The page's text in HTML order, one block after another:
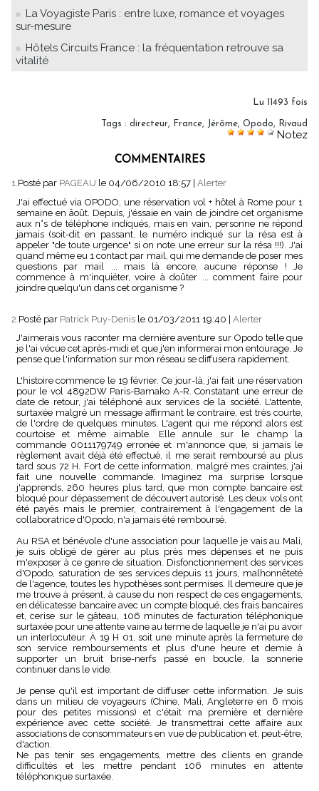
La Voyagiste Paris : entre luxe, romance et voyages
sur-mesure
Hôtels Circuits France : la fréquentation retrouve sa
vitalité
Lu 11493 fois
Tags : directeur, France, Jérôme, Opodo, Rivaud
Notez
COMMENTAIRES
1.Posté par PAGEAU le 04/06/2010 18:57 Alerter
J'ai effectué via OPODO, une réservation vol + hôtel à Rome pour 1
semaine en âoût. Depuis, j'éssaie en vain de joindre cet organisme
aux n°s de téléphone indiqués, mais en vain, personne ne répond
jamais (soit-dit en passant, le numéro indiqué sur la résa est à
appeler "de toute urgence" si on note une erreur sur la résa !!!). J'ai
quand même eu 1 contact par mail, qui me demande de poser mes
questions par mail ... mais là encore, aucune réponse ! Je
commence à m'inquiéter, voire à doûter ... comment faire pour
joindre quelqu'un dans cet organisme ?
2. Posté par Patrick Puy-Denis le 01/03/2011 19:40 | Alerter
J'aimerais vous raconter ma dernière aventure sur Opodo telle que
je l'ai vécue cet après-midi et que j'en informerai mon entourage. Je
pense que l'information sur mon réseau se diffusera rapidement.
L'histoire commence le 19 février. Ce jour-là, j'ai fait une réservation
pour le vol 4892DW Paris-Bamako A-R. Constatant une erreur de
date de retour, j'ai téléphoné aux services de la société. L'attente,
surtaxée malgré un message affirmant le contraire, est très courte,
de l'ordre de quelques minutes. L'agent qui me répond alors est
courtoise et même aimable. Elle annule sur le champ la
commande 0011179749 erronée et m'annonce que, si jamais le
règlement avait déjà été effectué, il me serait remboursé au plus
tard sous 72 H. Fort de cette information, malgré mes craintes, j'ai
fait une nouvelle commande. Imaginez ma surprise lorsque
j'apprends, 260 heures plus tard, que mon compte bancaire est
bloqué pour dépassement de découvert autorisé. Les deux vols ont
été payés mais le premier, contrairement à l'engagement de la
collaboratrice d'Opodo, n'a jamais été remboursé.
Au RSA et bénévole d'une association pour laquelle je vais au Mali,
je suis obligé de gérer au plus près mes dépenses et ne puis
m'exposer à ce genre de situation. Disfonctionnement des services
d'Opodo, saturation de ses services depuis 11 jours, malhonnêteté
de l'agence, toutes les hypothèses sont permises. Il demeure que je
me trouve à présent, à cause du non respect de ces engagements,
en délicatesse bancaire avec un compte bloqué, des frais bancaires
et, cerise sur le gâteau, 106 minutes de facturation téléphonique
surtaxée pour une attente vaine au terme de laquelle je n'ai pu avoir
un interlocuteur. À 19 H 01, soit une minute après la fermeture de
son service remboursements et plus d'une heure et demie à
supporter un bruit brise-nerfs passé en boucle, la sonnerie
continuer dans le vide.
Je pense qu'il est important de diffuser cette information. Je suis
dans un milieu de voyageurs (Chine, Mali, Angleterre en 6 mois
pour des petites missions) et c'était ma première et dernière
expérience avec cette société. Je transmettrai cette affaire aux
associations de consommateurs en vue de publication et, peut-être,
d'action.
Ne pas tenir ses engagements, mettre des clients en grande
difficultés et les mettre pendant 106 minutes en attente
téléphonique surtaxée.